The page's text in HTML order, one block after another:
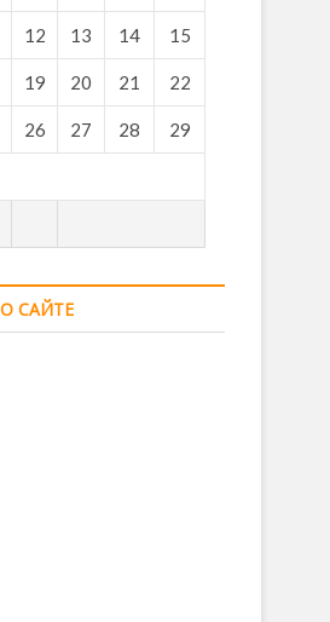
12 13 14 15
19 20 21 22
26 27 28 29
О САЙТЕ